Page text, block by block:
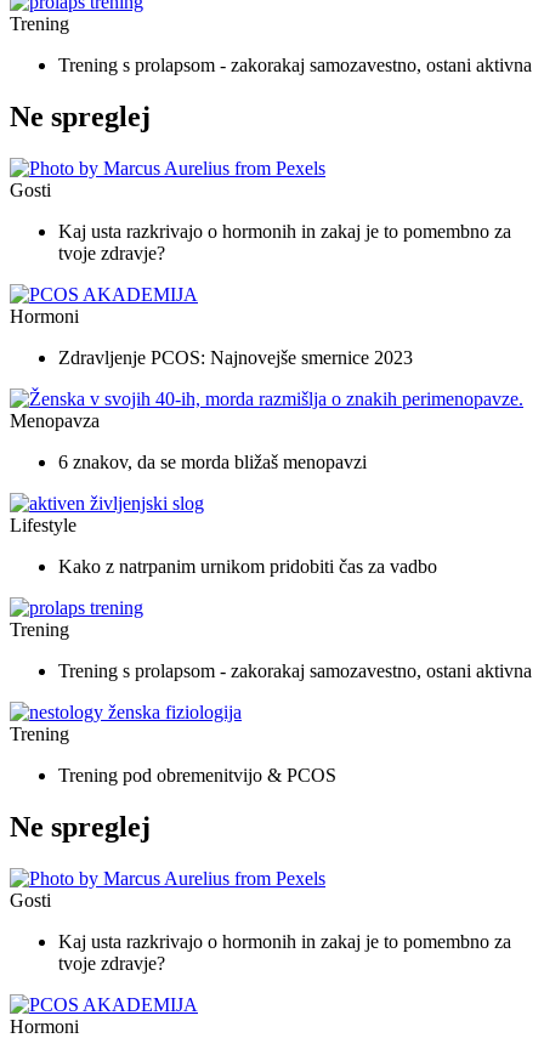
Trening
Trening s prolapsom - zakorakaj samozavestno, ostani aktivna
Ne spreglej
Gosti
Kaj usta razkrivajo o hormonih in zakaj je to pomembno za
tvoje zdravje?
Hormoni
Zdravljenje PCOS: Najnovejše smernice 2023
Menopavza
6 znakov, da se morda bližaš menopavzi
Lifestyle
Kako z natrpanim urnikom pridobiti čas za vadbo
Trening
Trening s prolapsom - zakorakaj samozavestno, ostani aktivna
Trening
Trening pod obremenitvijo & PCOS
Ne spreglej
Gosti
Kaj usta razkrivajo o hormonih in zakaj je to pomembno za
tvoje zdravje?
Hormoni